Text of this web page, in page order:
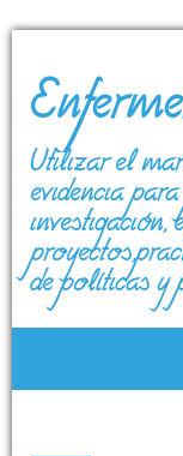
Utilizar el
evidencia
investigación,
de políticas y